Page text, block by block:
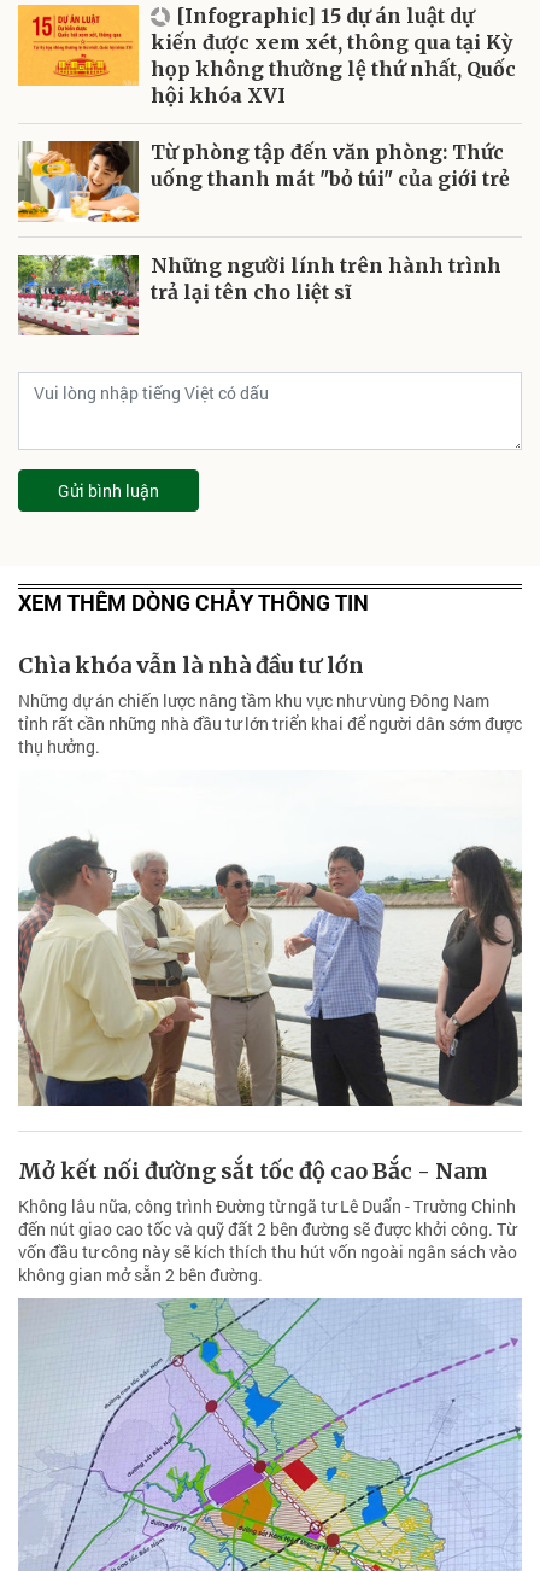
[Infographic] 15 dự án luật dự
kiến được xem xét, thông qua tại Kỳ
họp không thường lệ thứ nhất, Quốc
hội khóa XVI
Từ phòng tập đến văn phòng: Thức
uống thanh mát "bỏ túi" của giới trẻ
Những người lính trên hành trình
trả lại tên cho liệt sĩ
Gửi bình luận
XEM THÊM DÒNG CHẢY THÔNG TIN
Chìa khóa vẫn là nhà đầu tư lớn
Những dự án chiến lược nâng tầm khu vực như vùng Đông Nam
tỉnh rất cần những nhà đầu tư lớn triển khai để người dân sớm được
thụ hưởng.
Mở kết nối đường sắt tốc độ cao Bắc - Nam
Không lâu nữa, công trình Đường từ ngã tư Lê Duẩn - Trường Chinh
đến nút giao cao tốc và quỹ đất 2 bên đường sẽ được khởi công. Từ
vốn đầu tư công này sẽ kích thích thu hút vốn ngoài ngân sách vào
không gian mở sẵn 2 bên đường.